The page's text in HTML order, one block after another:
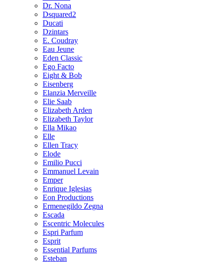
Dr. Nona
Dsquared2
Ducati
Dzintars
E. Coudray
Eau Jeune
Eden Classic
Ego Facto
Eight & Bob
Eisenberg
Elanzia Merveille
Elie Saab
Elizabeth Arden
Elizabeth Taylor
Ella Mikao
Elle
Ellen Tracy
Elode
Emilio Pucci
Emmanuel Levain
Emper
Enrique Iglesias
Eon Productions
Ermenegildo Zegna
Escada
Escentric Molecules
Espri Parfum
Esprit
Essential Parfums
Esteban